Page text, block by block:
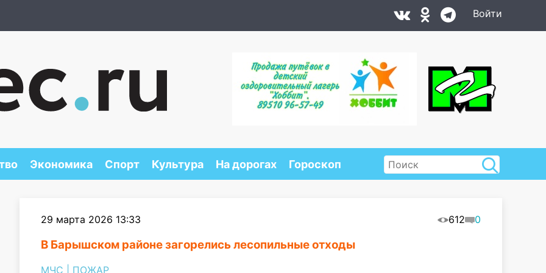
Войти
Экономика Спорт Культура На дорогах Гороскоп
29 марта 2026 13:33 612 0
В Барышском районе загорелись лесопильные отходы
МЧС ПОЖАР